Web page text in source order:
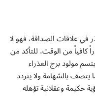
في علاقات الصداقة، فهو لا
كافياً من الوقت، للتأكد من
مولود برج العذراء
يتصف بالشهامة ولا يتردد
حكيمة وعقلانية تؤهله